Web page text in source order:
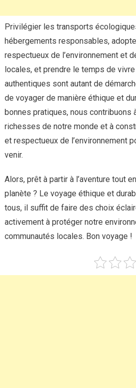
Privilégier les transports
hébergements responsables,
respectueux de l’environnement et
locales, et prendre le temps de
authentiques sont autant de
de voyager de manière éthique et
bonnes pratiques, nous contribuons
richesses de notre monde et à
et respectueux de l’environnement
venir.
Alors, prêt à partir à l’aventure tout
planète ? Le voyage éthique et
tous, il suffit de faire des choix
activement à protéger notre
communautés locales. Bon voyage !